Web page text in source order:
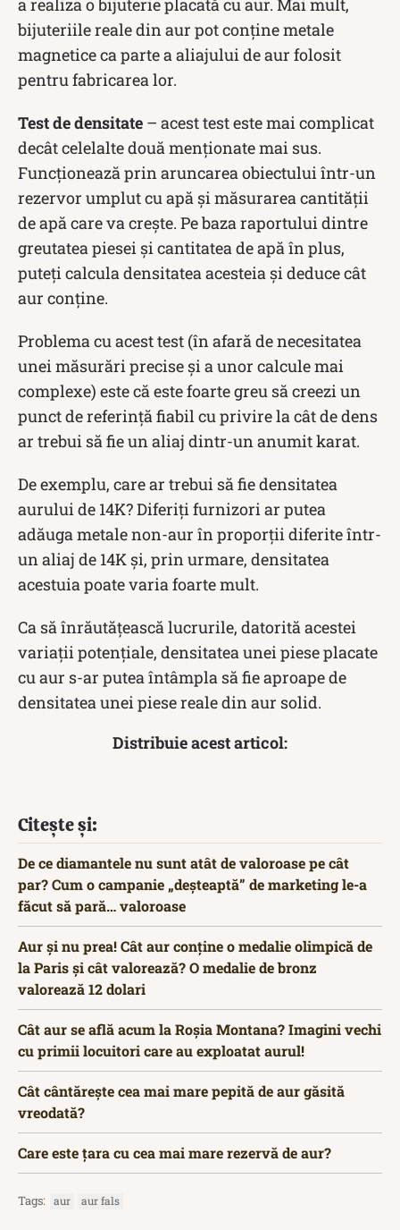
bijuteriile reale din aur pot conține metale
magnetice ca parte a aliajului de aur folosit
pentru fabricarea lor.
Test de densitate – acest test este mai complicat
decât celelalte două menționate mai sus.
Funcționează prin aruncarea obiectului într-un
rezervor umplut cu apă și măsurarea cantității
de apă care va crește. Pe baza raportului dintre
greutatea piesei și cantitatea de apă în plus,
puteți calcula densitatea acesteia și deduce cât
aur conține.
Problema cu acest test (în afară de necesitatea
unei măsurări precise și a unor calcule mai
complexe) este că este foarte greu să creezi un
punct de referință fiabil cu privire la cât de dens
ar trebui să fie un aliaj dintr-un anumit karat.
De exemplu, care ar trebui să fie densitatea
aurului de 14K? Diferiți furnizori ar putea
adăuga metale non-aur în proporții diferite într-
un aliaj de 14K și, prin urmare, densitatea
acestuia poate varia foarte mult.
Ca să înrăutățească lucrurile, datorită acestei
variații potențiale, densitatea unei piese placate
cu aur s-ar putea întâmpla să fie aproape de
densitatea unei piese reale din aur solid.
Distribuie acest articol:
Citește și:
De ce diamantele nu sunt atât de valoroase pe cât
par? Cum o campanie „deșteaptă” de marketing le-a
făcut să pară… valoroase
Aur și nu prea! Cât aur conține o medalie olimpică de
la Paris și cât valorează? O medalie de bronz
valorează 12 dolari
Cât aur se află acum la Roșia Montana? Imagini vechi
cu primii locuitori care au exploatat aurul!
Cât cântărește cea mai mare pepită de aur găsită
vreodată?
Care este țara cu cea mai mare rezervă de aur?
Tags: aur aur fals